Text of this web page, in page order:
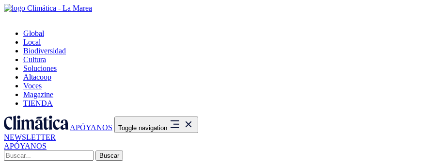
Global
Local
Biodiversidad
Cultura
Soluciones
Altacoop
Voces
Magazine
TIENDA
APÓYANOS Toggle navigation
NEWSLETTER
APÓYANOS
Buscar: